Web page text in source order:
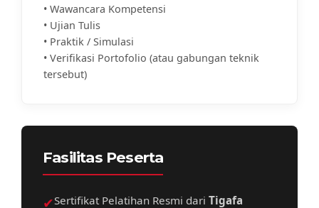
• Wawancara Kompetensi
• Ujian Tulis
• Praktik / Simulasi
• Verifikasi Portofolio (atau gabungan teknik
tersebut)
Fasilitas Peserta
✔Sertifikat Pelatihan Resmi dari Tigafa